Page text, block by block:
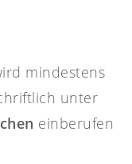
mindestens
unter
einberufen